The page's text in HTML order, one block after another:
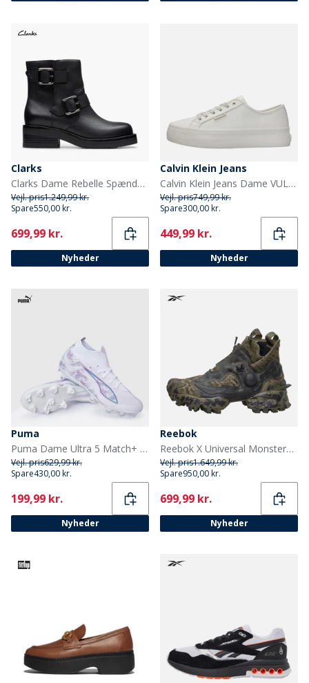
Clarks
Clarks Dame Rebelle Spænde Støvler Black Leather
Vejl. pris1.249,99 kr.
Spare550,00 kr.
Current
699,99 kr.
Nyheder
Calvin Klein Jeans
Calvin Klein Jeans Dame VULC flatform træningssko Lily White
Vejl. pris749,99 kr.
Spare300,00 kr.
Current
449,99 kr.
Nyheder
Puma
Puma Dame Ultra 5 Match+ Brilliance FG/AG Fodboldstøvler til fast/kunstgræs Puma White
Vejl. pris629,99 kr.
Spare430,00 kr.
Current
199,99 kr.
Nyheder
Reebok
Reebok X Universal Monsters Instapump Fury 94 Mid 'Creature From The Black Lagoon' Træningssko Grøn/Grøn/Sort
Vejl. pris1.649,99 kr.
Spare950,00 kr.
Current
699,99 kr.
Nyheder